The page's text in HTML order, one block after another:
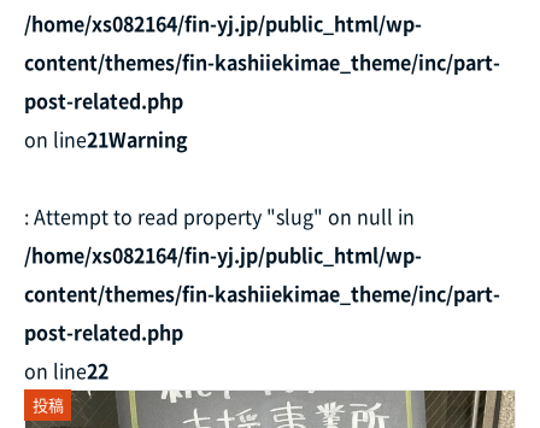
/home/xs082164/fin-yj.jp/public_html/wp-
content/themes/fin-kashiiekimae_theme/inc/part-
post-related.php
on line21Warning
: Attempt to read property "slug" on null in
/home/xs082164/fin-yj.jp/public_html/wp-
content/themes/fin-kashiiekimae_theme/inc/part-
post-related.php
on line22
投稿